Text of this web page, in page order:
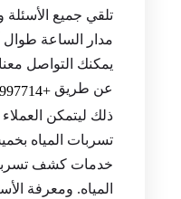
عملنا على أن نوفر
تلقي جميع الأسئلة
مدار الساعة طوال
عن طريق+966557997714.
ذلك ليتمكن
تسربات المياه